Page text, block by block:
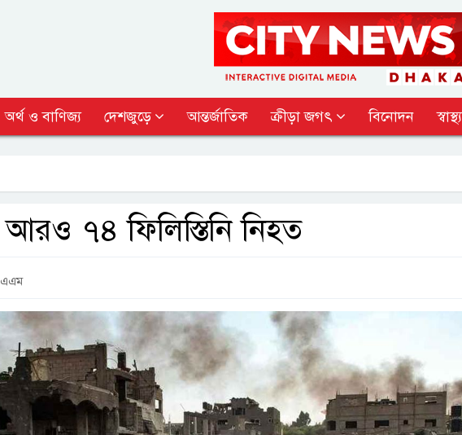
অর্থ ও বাণিজ্য দেশজুড়ে আন্তর্জাতিক ক্রীড়া জগৎ বিনোদন স্বাস্থ্য
৭৪ ফিলিস্তিনি নিহত
এএম